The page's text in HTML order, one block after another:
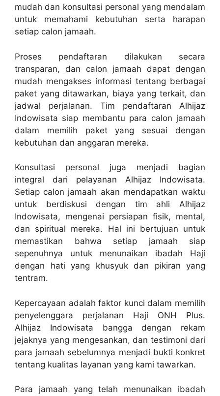
mudah dan konsultasi personal yang mendalam
untuk memahami kebutuhan serta harapan
setiap calon jamaah.
Proses pendaftaran dilakukan secara
transparan, dan calon jamaah dapat dengan
mudah mengakses informasi tentang berbagai
paket yang ditawarkan, biaya yang terkait, dan
jadwal perjalanan. Tim pendaftaran Alhijaz
Indowisata siap membantu para calon jamaah
dalam memilih paket yang sesuai dengan
kebutuhan dan anggaran mereka.
Konsultasi personal juga menjadi bagian
integral dari pelayanan Alhijaz Indowisata.
Setiap calon jamaah akan mendapatkan waktu
untuk berdiskusi dengan tim ahli Alhijaz
Indowisata, mengenai persiapan fisik, mental,
dan spiritual mereka. Hal ini bertujuan untuk
memastikan bahwa setiap jamaah siap
sepenuhnya untuk menunaikan ibadah Haji
dengan hati yang khusyuk dan pikiran yang
tentram.
Kepercayaan adalah faktor kunci dalam memilih
penyelenggara perjalanan Haji ONH Plus.
Alhijaz Indowisata bangga dengan rekam
jejaknya yang mengesankan, dan testimoni dari
para jamaah sebelumnya menjadi bukti konkret
tentang kualitas layanan yang kami tawarkan.
Para jamaah yang telah menunaikan ibadah